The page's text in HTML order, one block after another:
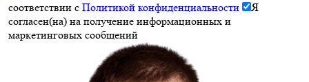
соответствии с Политикой конфиденциальности
Я
согласен(на) на получение информационных и
маркетинговых сообщений